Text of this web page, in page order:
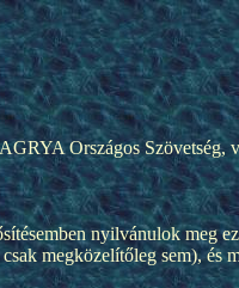
Országos Szövetség,
nyilvánulok meg
megközelítőleg sem), és